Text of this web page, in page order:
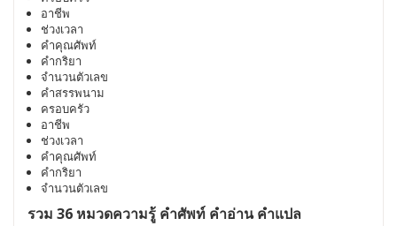
อาชีพ
ช่วงเวลา
คำคุณศัพท์
คำกริยา
จำนวนตัวเลข
คำสรรพนาม
ครอบครัว
อาชีพ
ช่วงเวลา
คำคุณศัพท์
คำกริยา
จำนวนตัวเลข
รวม 36 หมวดความรู้ คำศัพท์ คำอ่าน คำแปล